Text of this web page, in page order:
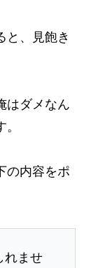
と、見飽き
はダメなん
の内容をポ
れませ